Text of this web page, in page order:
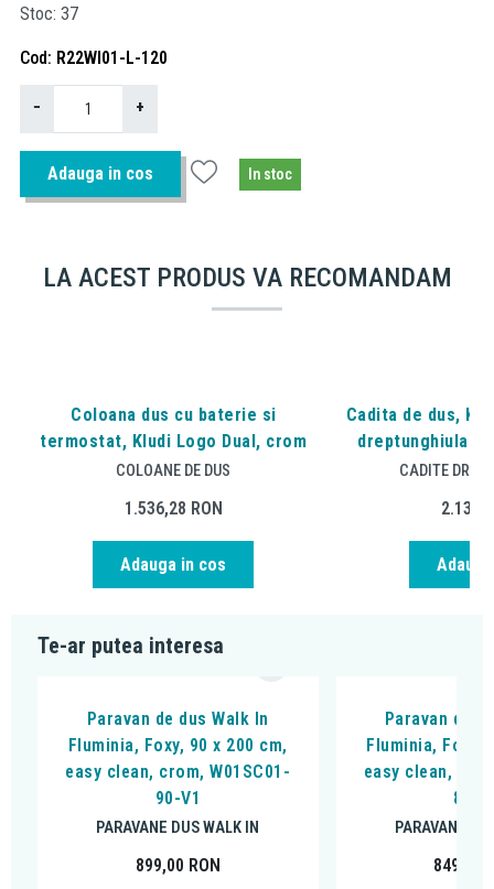
Stoc 37
Cod R22WI01-L-120
− +
Adauga in cos In stoc
LA ACEST PRODUS VA RECOMANDAM
Coloana dus cu baterie si
termostat, Kludi Logo Dual, crom
COLOANE DE DUS
1.536,28 RON
Adauga in cos
Cadita de dus,
dreptunghiulara,
CADITE
Te-ar putea interesa
Paravan de dus Walk In
Fluminia, Foxy, 90 x 200 cm,
easy clean, crom, W01SC01-
90-V1
PARAVANE DUS WALK IN
899,00 RON
Paravan de
Fluminia, Foxy,
easy clean,
80-
PARAVANE
849,00